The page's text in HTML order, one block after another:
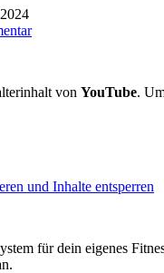
von YouTube.
und Inhalte entsperren
für dein eigenes